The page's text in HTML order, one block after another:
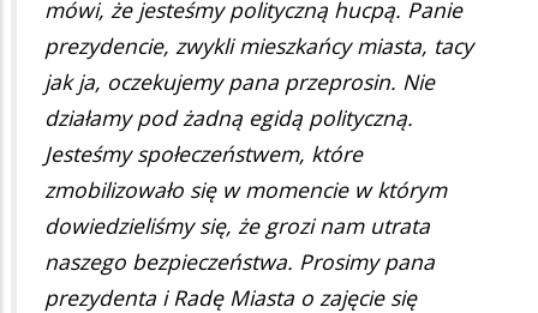
mówi, że jesteśmy polityczną hucpą. Panie
prezydencie, zwykli mieszkańcy miasta, tacy
jak ja, oczekujemy pana przeprosin. Nie
działamy pod żadną egidą polityczną.
Jesteśmy społeczeństwem, które
zmobilizowało się w momencie w którym
dowiedzieliśmy się, że grozi nam utrata
naszego bezpieczeństwa. Prosimy pana
prezydenta i Radę Miasta o zajęcie się